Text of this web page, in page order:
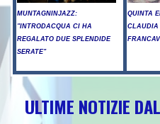
MUNTAGNINJAZZ:
"INTRODACQUA CI HA
REGALATO DUE SPLENDIDE
SERATE"
QUINTA
CLAUDIA
ULTIME NOTIZIE